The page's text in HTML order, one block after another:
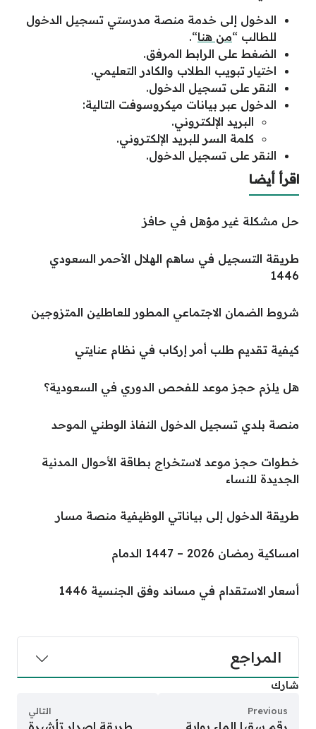
الدخول إلى خدمة منصة مدرستي تسجيل الدخول
للطالب “من هنا“.
الضغط على الرابط المرفق.
اختيار تبويب الطلاب والكادر التعليمي.
النقر على تسجيل الدخول.
الدخول عبر بيانات ميكروسوفت التالية:
البريد الإلكتروني.
كلمة السر للبريد الإلكتروني.
النقر على تسجيل الدخول.
اقرأ أيضا
حل مشكلة غير مؤهل في حافز
طريقة التسجيل في ساهم الهلال الأحمر السعودي
1446
شروط الضمان الاجتماعي المطور للعاطلين المتزوجين
كيفية تقديم طلب أمر إركاب في نظام عنايتي
هل يلزم حجز موعد للفحص الدوري في السعودية؟
منصة بلدي تسجيل الدخول النفاذ الوطني الموحد
خطوات حجز موعد لاستخراج بطاقة الأحوال المدنية
الجديدة للنساء
طريقة الدخول إلى بياناتي الوظيفية منصة مسار
امساكية رمضان 2026 – 1447 الدمام
أسعار الاستقدام في مساند وفق الجنسية 1446
المراجع
شارك
Previous التالي